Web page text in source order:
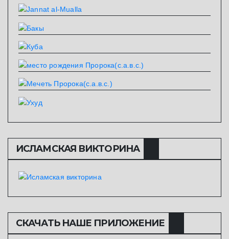
ИСЛАМСКАЯ ВИКТОРИНА
СКАЧАТЬ НАШЕ ПРИЛОЖЕНИЕ